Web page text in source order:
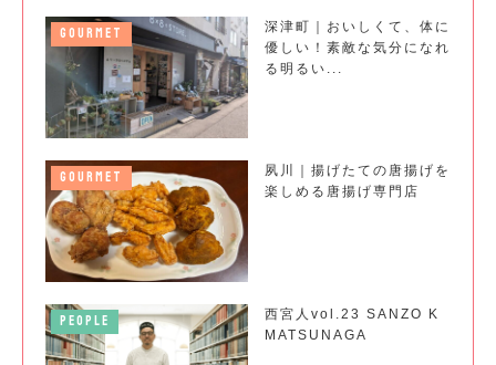
GOURMET
深津町｜おいしくて、体に
優しい！素敵な気分になれ
る明るい...
GOURMET
夙川｜揚げたての唐揚げを
楽しめる唐揚げ専門店
PEOPLE
西宮人vol.23 SANZO K
MATSUNAGA